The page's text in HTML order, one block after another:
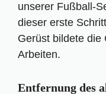
unserer Fußball-
dieser erste
Gerüst bildete die
Arbeiten.
Entfernung des